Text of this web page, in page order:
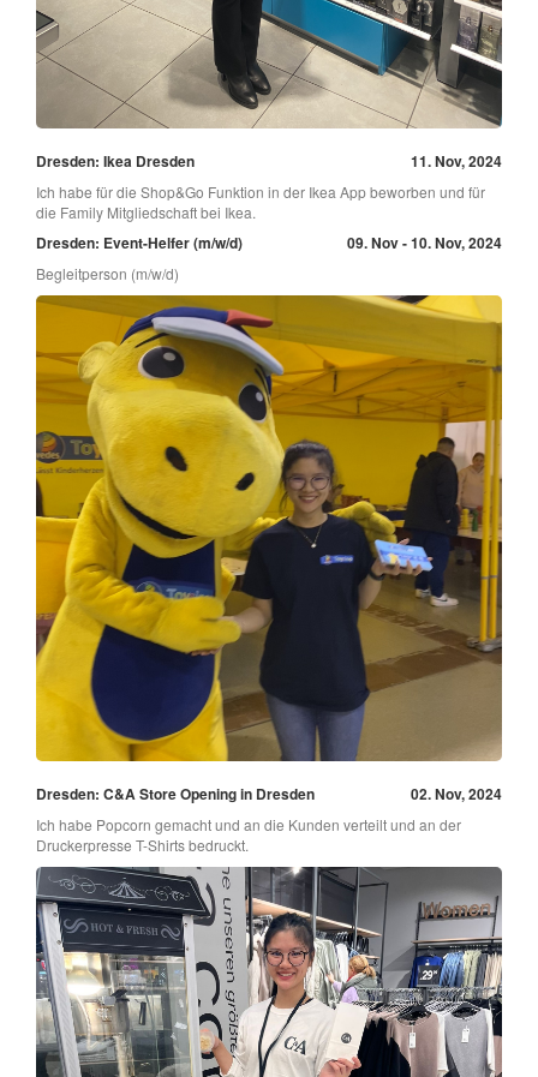
Dresden: Ikea Dresden 11. Nov, 2024
Ich habe für die Shop&Go Funktion in der Ikea App beworben und für
die Family Mitgliedschaft bei Ikea.
Dresden: Event-Helfer (m/w/d) 09. Nov - 10. Nov, 2024
Begleitperson (m/w/d)
Dresden: C&A Store Opening in Dresden 02. Nov, 2024
Ich habe Popcorn gemacht und an die Kunden verteilt und an der
Druckerpresse T-Shirts bedruckt.